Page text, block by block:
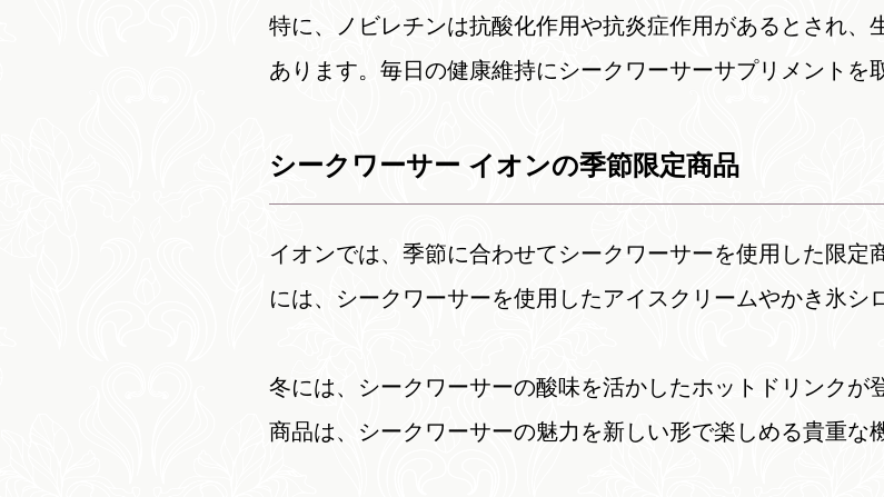
特に、ノビレチンは抗酸化作用や抗炎症作用があるとされ、
あります。毎日の健康維持にシークワーサーサプリメントを
シークワーサー イオンの季節限定商品
イオンでは、季節に合わせてシークワーサーを使用した限定
には、シークワーサーを使用したアイスクリームやかき氷シ
冬には、シークワーサーの酸味を活かしたホットドリンクが
商品は、シークワーサーの魅力を新しい形で楽しめる貴重な